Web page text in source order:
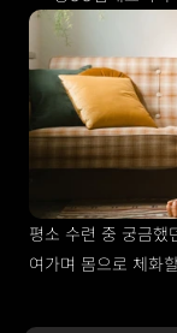
평소 수련 중 궁금했